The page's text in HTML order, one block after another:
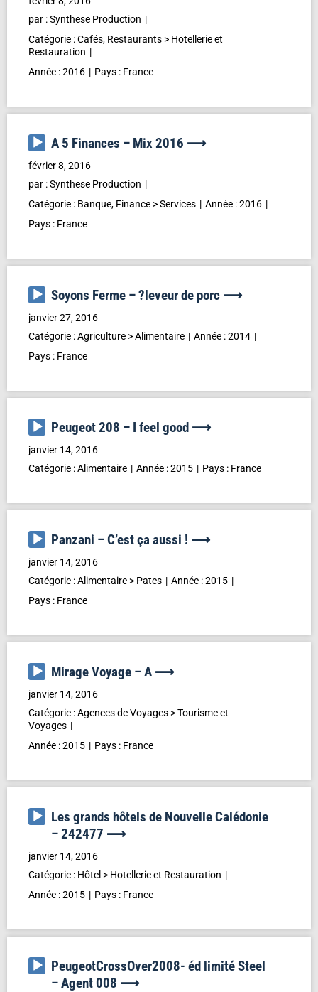
par :Synthese Production
Catégorie :Cafés, Restaurants > Hotellerie et
Restauration
Année :2016 Pays : France
Lecteur
audio
A 5 Finances – Mix 2016 ⟶
février 8, 2016
par :Synthese Production
Catégorie : Banque, Finance >Services Année :2016
Pays : France
Lecteur
audio
Soyons Ferme – ?leveur de porc ⟶
janvier 27, 2016
Catégorie :Agriculture >Alimentaire Année :2014
Pays : France
Lecteur
audio
Peugeot 208 – I feel good ⟶
janvier 14, 2016
Catégorie :Alimentaire Année :2015 Pays : France
Lecteur
audio
Panzani – C’est ça aussi ! ⟶
janvier 14, 2016
Catégorie :Alimentaire > Pates Année :2015
Pays : France
Lecteur
audio
Mirage Voyage – A ⟶
janvier 14, 2016
Catégorie :Agences de Voyages >Tourisme et
Voyages
Année :2015 Pays : France
Lecteur
audio
Les grands hôtels de Nouvelle Calédonie
– 242477 ⟶
janvier 14, 2016
Catégorie : Hôtel > Hotellerie et Restauration
Année :2015 Pays : France
Lecteur
audio
PeugeotCrossOver2008- éd limité Steel
– Agent 008 ⟶